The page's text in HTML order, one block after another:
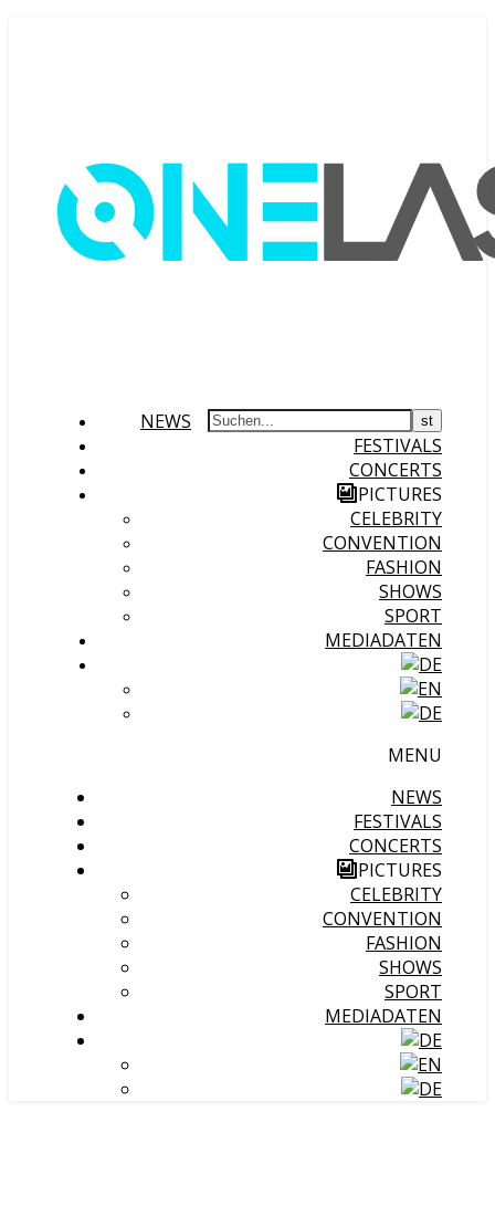
NEWS
FESTIVALS
CONCERTS
PICTURES
CELEBRITY
CONVENTION
FASHION
SHOWS
SPORT
MEDIADATEN
MENU
NEWS
FESTIVALS
CONCERTS
PICTURES
CELEBRITY
CONVENTION
FASHION
SHOWS
SPORT
MEDIADATEN